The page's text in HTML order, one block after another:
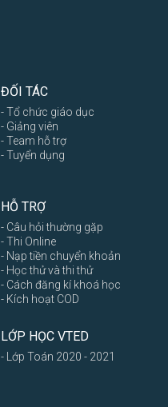
ĐỐI TÁC
- Tổ chức giáo dục
- Giảng viên
- Team hỗ trợ
- Tuyển dụng
HỖ TRỢ
- Câu hỏi thường gặp
- Thi Online
- Nạp tiền chuyển khoản
- Học thử và thi thử
- Cách đăng kí khoá học
- Kích hoạt COD
LỚP HỌC VTED
- Lớp Toán 2020 - 2021